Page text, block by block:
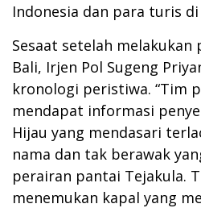
Indonesia dan para turis
Sesaat setelah melakukan
Bali, Irjen Pol Sugeng
kronologi peristiwa. “Tim
mendapat informasi
Hijau yang mendasari
nama dan tak berawak
perairan pantai Tejakula.
menemukan kapal yang